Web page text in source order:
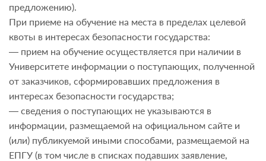
предложению).
При приеме на обучение на места в пределах целевой
квоты в интересах безопасности государства:
— прием на обучение осуществляется при наличии в
Университете информации о поступающих, полученной
от заказчиков, сформировавших предложения в
интересах безопасности государства;
— сведения о поступающих не указываются в
информации, размещаемой на официальном сайте и
(или) публикуемой иными способами, размещаемой на
ЕПГУ (в том числе в списках подавших заявление,